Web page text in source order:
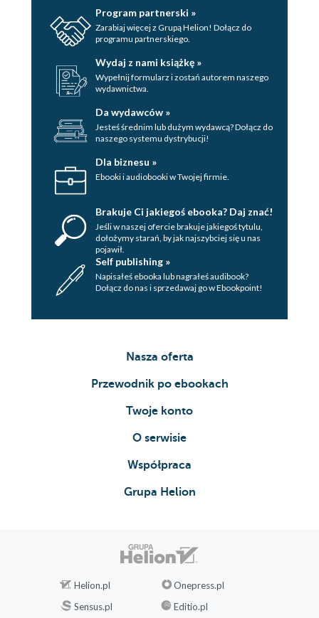
Program partnerski »
Zarabiaj więcej z Grupą Helion! Dołącz do
programu partnerskiego.
Wydaj z nami książkę »
Wypełnij formularz i zostań autorem naszego
wydawnictwa.
Da wydawców »
Jesteś średnim lub dużym wydawcą? Dołącz do
naszego systemu dystrybucji!
Dla biznesu »
Ebooki i audiobooki w Twojej firmie.
Brakuje Ci jakiegoś ebooka? Daj znać!
Jeśli w naszej ofercie brakuje jakiegoś tytulu,
dołożymy starań, by jak najszybciej się u nas
pojawił.
Self publishing »
Napisałeś ebooka lub nagrałeś audibook?
Dołącz do nas i sprzedawaj go w Ebookpoint!
Nasza oferta
Przewodnik po ebookach
Twoje konto
O serwisie
Współpraca
Grupa Helion
Helion.pl
Onepress.pl
Sensus.pl
Editio.pl